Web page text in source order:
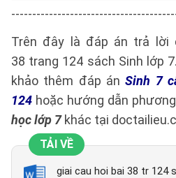
Trên đây là đáp án trả lời
38 trang 124 sách Sinh lớp
khảo thêm đáp ánSinh 7
124 hoặc hướng dẫn
học lớp 7khác tại
TẢI VỀ
giai cau hoi bai 38 tr 124